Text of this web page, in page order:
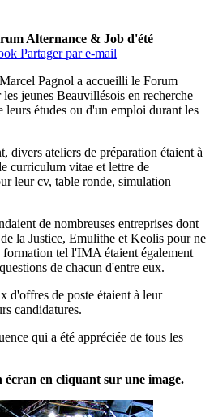
Alternance & Job d'été
Partager par e-mail
Pagnol a accueilli le Forum
jeunes Beauvillésois en recherche
études ou d'un emploi durant les
divers ateliers de préparation étaient à
curriculum vitae et lettre de
leur cv, table ronde, simulation
de nombreuses entreprises dont
la Justice, Emulithe et Keolis pour ne
formation tel l'IMA étaient également
de chacun d'entre eux.
d'offres de poste étaient à leur
candidatures.
qui a été appréciée de tous les
en cliquant sur une image.